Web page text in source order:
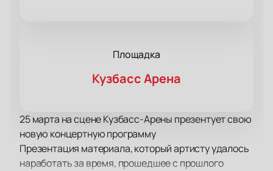
Площадка
Кузбасс Арена
25 марта на сцене Кузбасс-Арены презентует свою
новую концертную программу
Презентация материала, который артисту удалось
наработать за время, прошедшее с прошлого